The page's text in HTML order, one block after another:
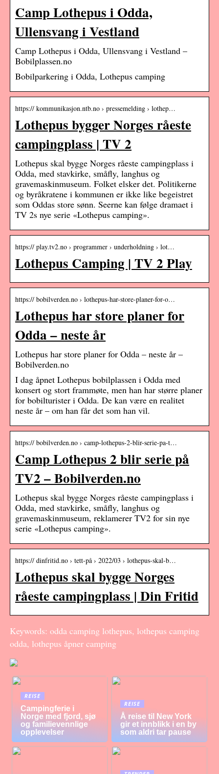
Camp Lothepus i Odda,
Ullensvang i Vestland
Camp Lothepus i Odda, Ullensvang i Vestland –
Bobilplassen.no
Bobilparkering i Odda, Lothepus camping
https:// kommunikasjon.ntb.no › pressemelding › lothep…
Lothepus bygger Norges råeste
campingplass | TV 2
Lothepus skal bygge Norges råeste campingplass i
Odda, med stavkirke, småfly, langhus og
gravemaskinmuseum. Folket elsker det. Politikerne
og byråkratene i kommunen er ikke like begeistret
som Oddas store sønn. Seerne kan følge dramaet i
TV 2s nye serie «Lothepus camping».
https:// play.tv2.no › programmer › underholdning › lot…
Lothepus Camping | TV 2 Play
https:// bobilverden.no › lothepus-har-store-planer-for-o…
Lothepus har store planer for
Odda – neste år
Lothepus har store planer for Odda – neste år –
Bobilverden.no
I dag åpnet Lothepus bobilplassen i Odda med
konsert og stort frammøte, men han har større planer
for bobilturister i Odda. De kan være en realitet
neste år – om han får det som han vil.
https:// bobilverden.no › camp-lothepus-2-blir-serie-pa-t…
Camp Lothepus 2 blir serie på
TV2 – Bobilverden.no
Lothepus skal bygge Norges råeste campingplass i
Odda, med stavkirke, småfly, langhus og
gravemaskinmuseum, reklamerer TV2 for sin nye
serie «Lothepus camping».
https:// dinfritid.no › tett-på › 2022/03 › lothepus-skal-b…
Lothepus skal bygge Norges
råeste campingplass | Din Fritid
Keywords: odda camping lothepus, lothepus camping
odda, lothepus åpner camping
REISE
Campingferie i
Norge med fjord, sjø
og familievennlige
opplevelser
REISE
Å reise til New York
gir et innblikk i en by
som aldri tar pause